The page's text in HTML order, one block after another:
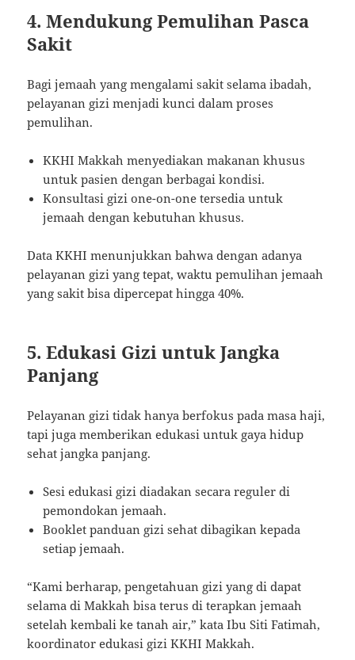
4. Mendukung Pemulihan Pasca
Sakit
Bagi jemaah yang mengalami sakit selama ibadah,
pelayanan gizi menjadi kunci dalam proses
pemulihan.
KKHI Makkah menyediakan makanan khusus
untuk pasien dengan berbagai kondisi.
Konsultasi gizi one-on-one tersedia untuk
jemaah dengan kebutuhan khusus.
Data KKHI menunjukkan bahwa dengan adanya
pelayanan gizi yang tepat, waktu pemulihan jemaah
yang sakit bisa dipercepat hingga 40%.
5. Edukasi Gizi untuk Jangka
Panjang
Pelayanan gizi tidak hanya berfokus pada masa haji,
tapi juga memberikan edukasi untuk gaya hidup
sehat jangka panjang.
Sesi edukasi gizi diadakan secara reguler di
pemondokan jemaah.
Booklet panduan gizi sehat dibagikan kepada
setiap jemaah.
“Kami berharap, pengetahuan gizi yang di dapat
selama di Makkah bisa terus di terapkan jemaah
setelah kembali ke tanah air,” kata Ibu Siti Fatimah,
koordinator edukasi gizi KKHI Makkah.